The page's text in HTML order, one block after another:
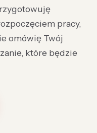
pracy,
omówię Twój
które będzie